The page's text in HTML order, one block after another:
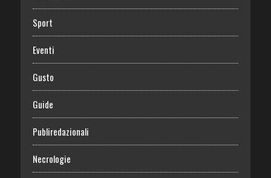
Sport
Eventi
Gusto
Guide
Publiredazionali
Necrologie